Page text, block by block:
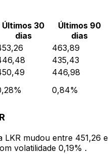
Últimos 30
dias
Últimos 90
dias
463,89
435,43
446,98
0,84%
LKR mudou entre 451,26 e
volatilidade 0,19% .